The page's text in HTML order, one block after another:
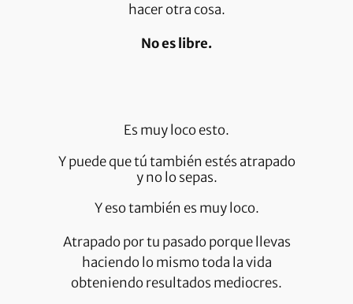
hacer otra cosa.
No es libre.
Es muy loco esto.
Y puede que tú también estés atrapado
y no lo sepas.
Y eso también es muy loco.
Atrapado por tu pasado porque llevas
haciendo lo mismo toda la vida
obteniendo resultados mediocres.